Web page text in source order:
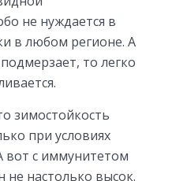
не нуждается в
в любом регионе. А
то легко
зимостойкость
при условиях
вот с иммунитетом
не настолько высок.